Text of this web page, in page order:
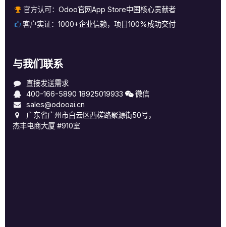
官方认可： Odoo官网App Store中国核心贡献者
客户实证： 1000+企业信赖，项目100%成功交付
与我们联系
直接发送需求
400-166-5890 18925019933
微信
sales@odooai.cn
广东省广州市白云区西槎路聚源街50号，
杰丰电商大厦 #910室